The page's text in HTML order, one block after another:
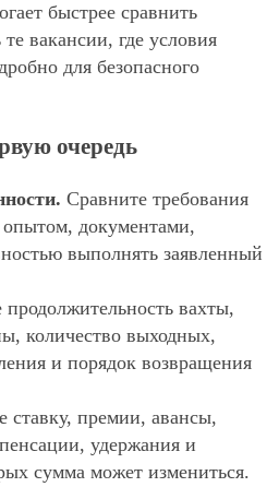
быстрее сравнить
вакансии, где условия
для безопасного
очередь
Сравните требования
документами,
выполнять заявленный
вахты,
количество выходных,
и порядок возвращения
ставку, премии, авансы,
удержания и
сумма может измениться.